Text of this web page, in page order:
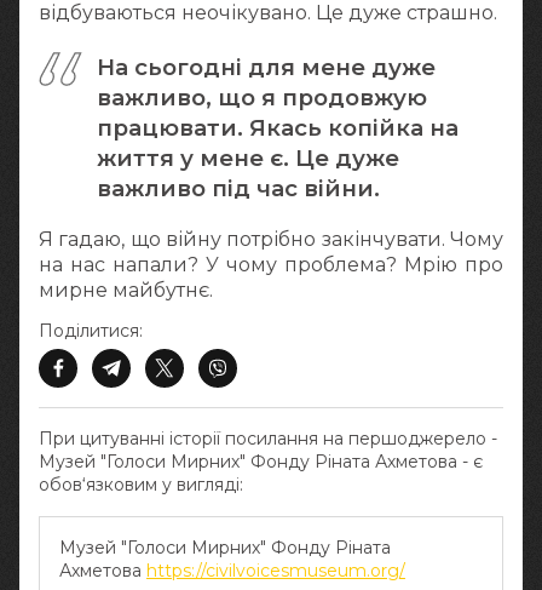
відбуваються неочікувано. Це дуже страшно.
На сьогодні для мене дуже
важливо, що я продовжую
працювати. Якась копійка на
життя у мене є. Це дуже
важливо під час війни.
Я гадаю, що війну потрібно закінчувати. Чому
на нас напали? У чому проблема? Мрію про
мирне майбутнє.
При цитуванні історії посилання на першоджерело -
Музей "Голоси Мирних" Фонду Ріната Ахметова - є
обов‘язковим у вигляді:
Музей "Голоси Мирних" Фонду Ріната
Ахметова https://civilvoicesmuseum.org/
Поділитися: